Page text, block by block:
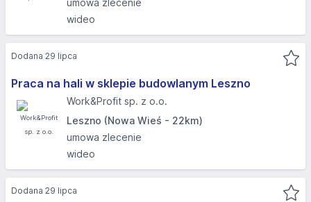
umowa zlecenie
wideo
Praca na hali w sklepie budowlanym Leszno
Work&Profit sp. z o.o.
Leszno (Nowa Wieś - 22km)
umowa zlecenie
wideo
Dodana 29 lipca
Dodana 29 lipca